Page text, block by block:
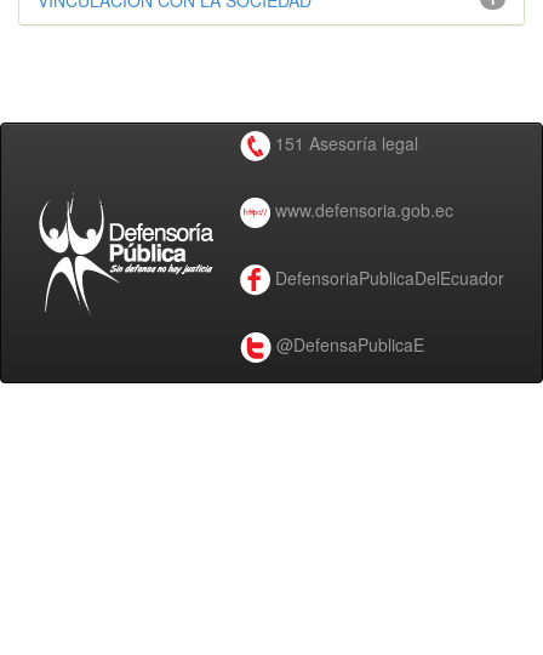
151 Asesoría legal
www.defensoria.gob.ec
DefensoriaPublicaDelEcuador
@DefensaPublicaE